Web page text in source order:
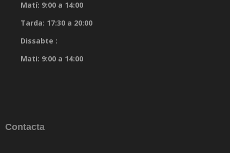
Matí: 9:00 a 14:00
Tarda: 17:30 a 20:00
Dissabte :
Mati: 9:00 a 14:00
Contacta